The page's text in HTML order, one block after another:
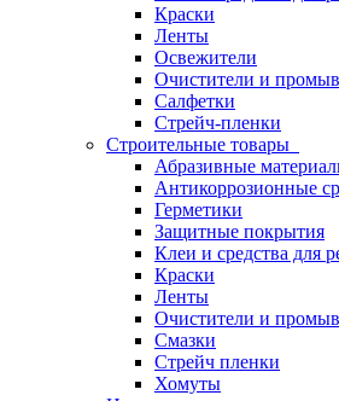
Краски
Ленты
Освежители
Очистители и
Салфетки
Стрейч-пленки
Строительные товары
Абразивные
Антикоррозионные
Герметики
Защитные покрытия
Клеи и средства для
Краски
Ленты
Очистители и
Смазки
Стрейч пленки
Хомуты